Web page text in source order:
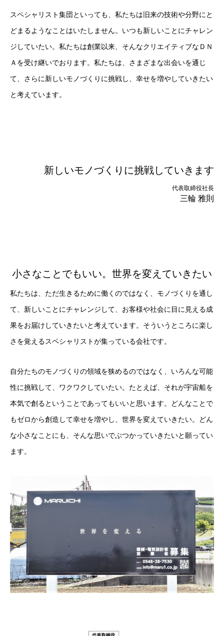
スペシャリスト集団といっても、私たちは旧来の技術や分野にと
どまるようなことはいたしません。いつも新しいことにチャレン
ジしていたい。私たちは創業以来、そんなクリエイティブなＤＮ
Ａを受け継いでおります。私たちは、さまざまな出会いを通じ
て、さらに新しいモノづくりに挑戦し、幸せを増やしていきたい
と考えています。
新しいモノづくりに挑戦していきます
代表取締役社長
三輪 雅則
小さなことでもいい。世界を変えていきたい
私たちは、ただ生きるために働くのではなく、モノづくりを通し
て、新しいことにチャレンジして、お客様や社会に目に見える成
果をお届けしていきたいと考えています。そういうところに楽し
さを覚えるスペシャリストが集っている会社です。
自分たちのモノづくりの領域を狭めるのではなく、いろんな可能
性に挑戦して、ワクワクしていたい。たとえば、それが宇宙船を
本気で創るということであってもいいと思います。どんなことで
もゼロから創造して幸せを増やし、世界を変えていきたい。どん
な小さなことにも、そんな思いでぶつかっていきたいと願ってい
ます。